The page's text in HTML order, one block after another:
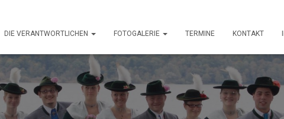
DIE VERANTWORTLICHEN FOTOGALERIE TERMINE KONTAKT